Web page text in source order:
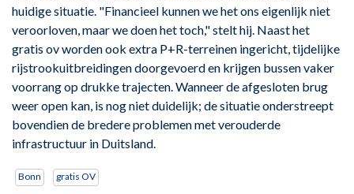
huidige situatie. "Financieel kunnen we het ons eigenlijk niet
veroorloven, maar we doen het toch," stelt hij. Naast het
gratis ov worden ook extra P+R-terreinen ingericht, tijdelijke
rijstrookuitbreidingen doorgevoerd en krijgen bussen vaker
voorrang op drukke trajecten. Wanneer de afgesloten brug
weer open kan, is nog niet duidelijk; de situatie onderstreept
bovendien de bredere problemen met verouderde
infrastructuur in Duitsland.
Bonn gratis OV